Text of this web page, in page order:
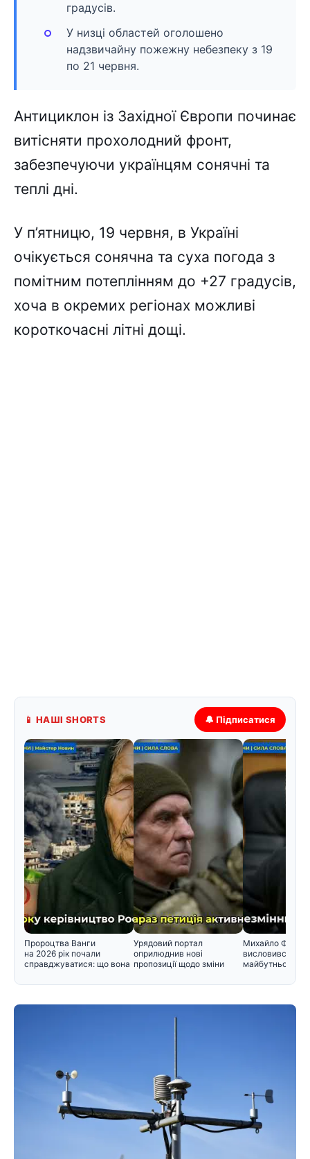
градусів.
У низці областей оголошено
надзвичайну пожежну небезпеку з 19
по 21 червня.
Антициклон із Західної Європи починає
витісняти прохолодний фронт,
забезпечуючи українцям сонячні та
теплі дні.
У п’ятницю, 19 червня, в Україні
очікується сонячна та суха погода з
помітним потеплінням до +27 градусів,
хоча в окремих регіонах можливі
короткочасні літні дощі.
📱 НАШІ SHORTS 🔔 Підписатися
Пророцтва Ванги
на 2026 рік почали
справджуватися: що вона
Урядовий портал
оприлюднив нові
пропозиції щодо зміни
Михайло
висловився
майбутнього в